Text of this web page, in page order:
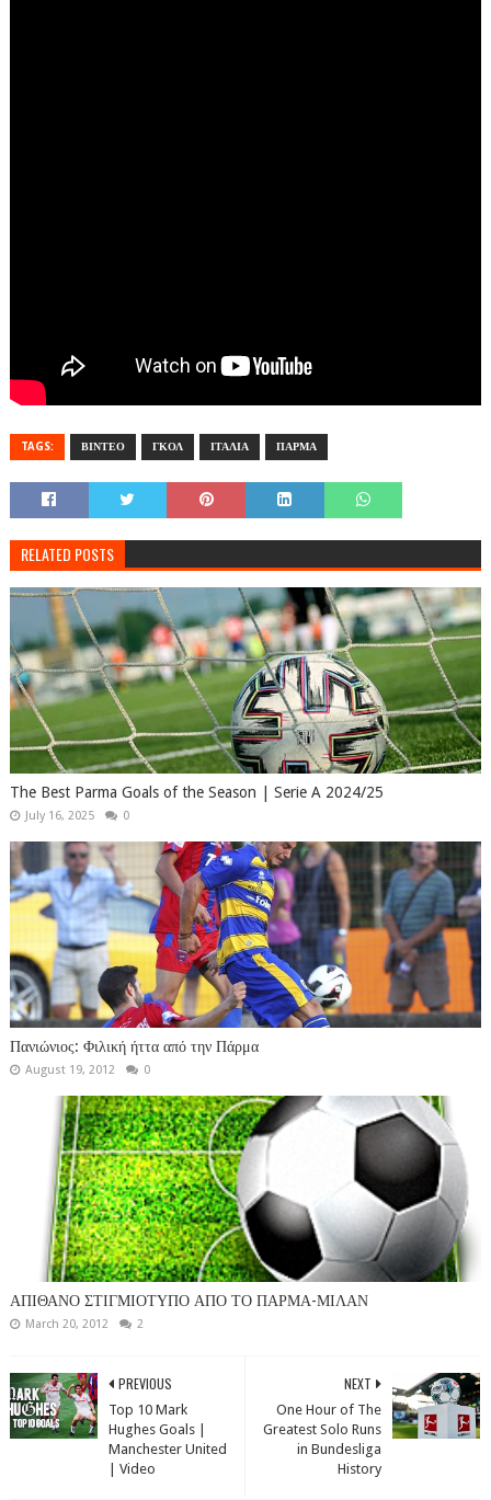
TAGS: ΒΙΝΤΕΟ ΓΚΟΛ ΙΤΑΛΙΑ ΠΑΡΜΑ
RELATED POSTS
The Best Parma Goals of the Season | Serie A 2024/25
July 16, 2025 0
Πανιώνιος: Φιλική ήττα από την Πάρμα
August 19, 2012 0
ΑΠΙΘΑΝΟ ΣΤΙΓΜΙΟΤΥΠΟ ΑΠΟ ΤΟ ΠΑΡΜΑ-ΜΙΛΑΝ
March 20, 2012 2
NEXT
One Hour of The
Greatest Solo Runs
in Bundesliga
History
PREVIOUS
Top 10 Mark
Hughes Goals |
Manchester United
| Video